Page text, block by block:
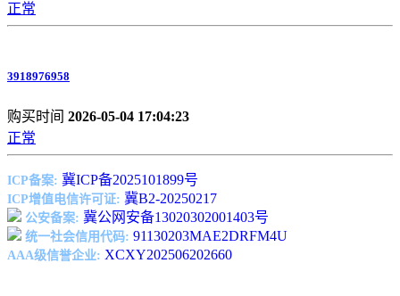
正常
3918976958
购买时间 2026-05-04 17:04:23
正常
ICP备案: 冀ICP备2025101899号
ICP增值电信许可证: 冀B2-20250217
公安备案: 冀公网安备13020302001403号
统一社会信用代码: 91130203MAE2DRFM4U
AAA级信誉企业: XCXY202506202660